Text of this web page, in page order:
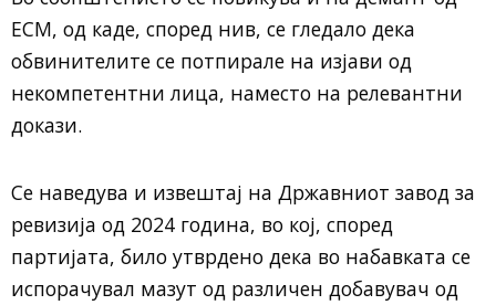
ЕСМ, од каде, според нив, се гледало дека
обвинителите се потпирале на изјави од
некомпетентни лица, наместо на релевантни
докази.
Се наведува и извештај на Државниот завод за
ревизија од 2024 година, во кој, според
партијата, било утврдено дека во набавката се
испорачувал мазут од различен добавувач од